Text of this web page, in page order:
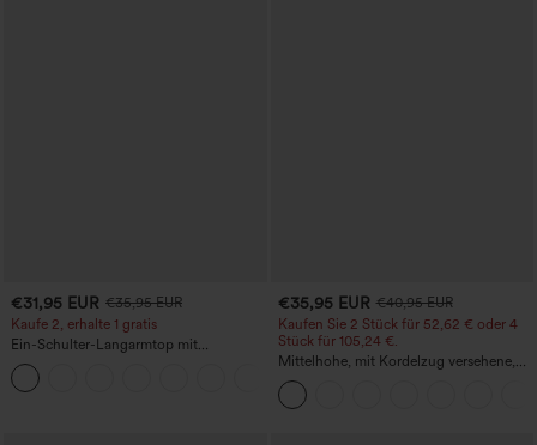
€31,95 EUR €35,95 EUR
Kaufe 2, erhalte 1 gratis
Ein-Schulter-Langarmtop mit
Daumenloch, geschwungener Saum
(High-Low), schnell trocknend – Yoga-
Sporttop mit integriertem BH
€35,95 EUR €40,95 EUR
Kaufen Sie 2 Stück für 52,62 € oder 4
Stück für 105,24 €.
Mittelhohe, mit Kordelzug versehene,
schnelltrocknende Golfhose mit schmal
zulaufendem Schnitt, abgerundetem
Saum und Taschen – UPF 40+